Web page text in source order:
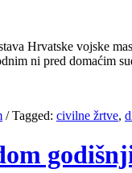
Hrvatske vojske
ni pred domaćim
/Tagged: civilne žrtve,